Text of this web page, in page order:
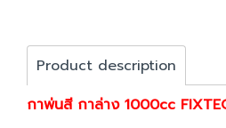
Product description
กาพ่นสี กาล่าง 1000cc